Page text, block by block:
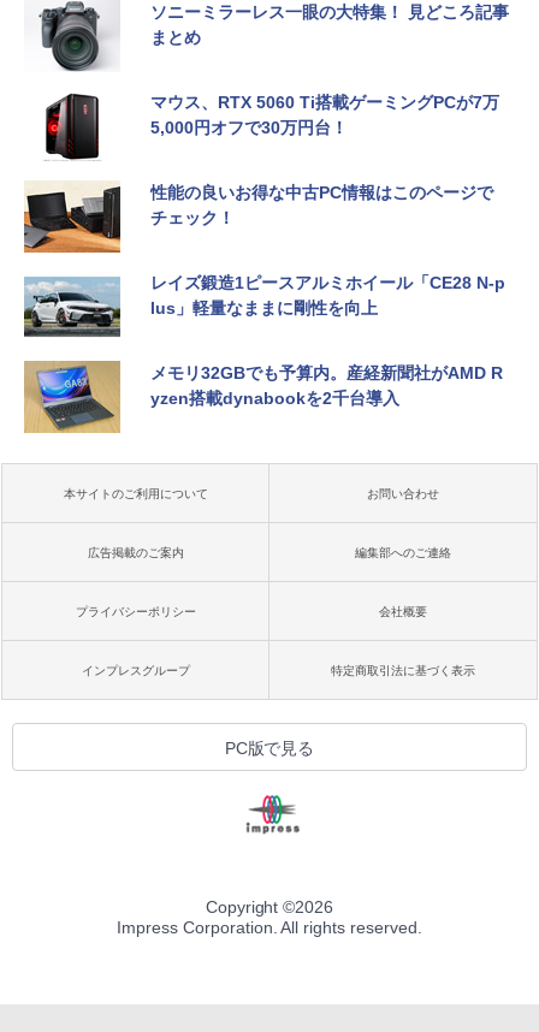
ソニーミラーレス一眼の大特集！ 見どころ記事
まとめ
マウス、RTX 5060 Ti搭載ゲーミングPCが7万
5,000円オフで30万円台！
性能の良いお得な中古PC情報はこのページで
チェック！
レイズ鍛造1ピースアルミホイール「CE28 N-p
lus」軽量なままに剛性を向上
メモリ32GBでも予算内。産経新聞社がAMD R
yzen搭載dynabookを2千台導入
本サイトのご利用について お問い合わせ
広告掲載のご案内 編集部へのご連絡
プライバシーポリシー 会社概要
インプレスグループ 特定商取引法に基づく表示
PC版で見る
Copyright ©2026
Impress Corporation. All rights reserved.